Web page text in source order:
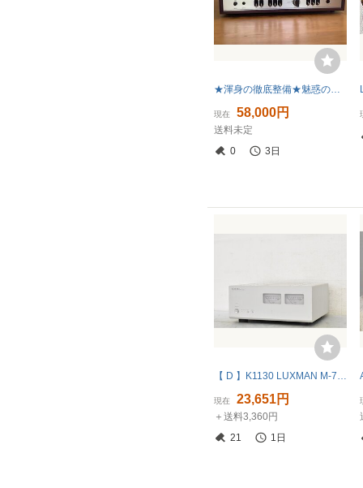
★渾身の徹底整備★魅惑の銘石が奏でる美音★ラックスマン/LUXMAN SQ-507X
現在 58,000円
送料未定
0
3日
【 D 】K1130 LUXMAN M-700u パワーアンプ ラックスマン 3256055
現在 23,651円
＋送料3,360円
21
1日